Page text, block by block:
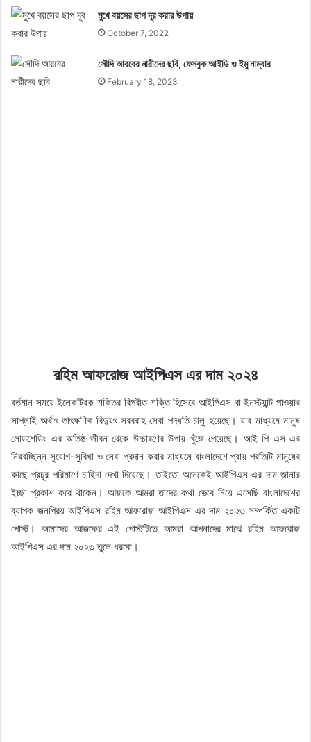
মুখে বয়সের ছাপ দূর করার উপায়
October 7, 2022
সৌদি আরবের নারীদের ছবি, ফেসবুক আইডি ও ইমু নাম্বার
February 18, 2023
রহিম আফরোজ আইপিএস এর দাম ২০২৪
বর্তমান সময়ে ইলেকট্রিক শক্তির বিপরীত শক্তি হিসেবে আইপিএস বা ইনস্ট্যান্ট পাওয়ার
সাপ্লাই অর্থাৎ তাৎক্ষণিক বিদ্যুৎ সরবরাহ সেবা পদ্ধতি চালু হয়েছে। যার মাধ্যমে মানুষ
লোডশেডিং এর অতিষ্ঠ জীবন থেকে উচ্চারণের উপায় খুঁজে পেয়েছে। আই পি এস এর
নিরবচ্ছিন্ন সুযোগ-সুবিধা ও সেবা প্রদান করার মাধ্যমে বাংলাদেশে প্রায় প্রতিটি মানুষের
কাছে প্রচুর পরিমাণে চাহিদা দেখা দিয়েছে। তাইতো অনেকেই আইপিএস এর দাম জানার
ইচ্ছা প্রকাশ করে থাকেন। আজকে আমরা তাদের কথা ভেবে নিয়ে এসেছি বাংলাদেশের
ব্যাপক জনপ্রিয় আইপিএস রহিম আফরোজ আইপিএস এর দাম ২০২৩ সম্পর্কিত একটি
পোস্ট। আমাদের আজকের এই পোস্টটিতে আমরা আপনাদের মাঝে রহিম আফরোজ
আইপিএস এর দাম ২০২৩ তুলে ধরবো।